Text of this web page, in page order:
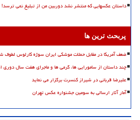
داستان عکسهایی که منتشر نشد دوربین من از تبلیغ نمی ترسد!
پربحث ترین ها
ضعف آمریکا در مقابل حملات موشکی ایران سوژه کارلوس لطوف
چند داستان از سامورایی ها، گرمی ها و ماجرای هفت سال دوری
علیرضا قربانی در شیراز کنسرت برگزار می نماید
آمار آثار ارسالی به سومین جشنواره عکس تهران